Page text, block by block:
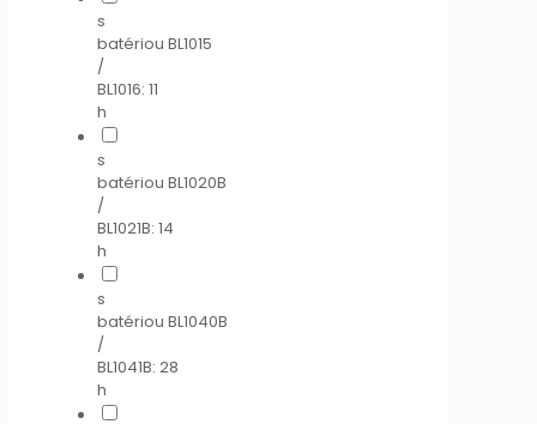
s
batériou BL1015
/
BL1016: 11
h
s
batériou BL1020B
/
BL1021B: 14
h
s
batériou BL1040B
/
BL1041B: 28
h